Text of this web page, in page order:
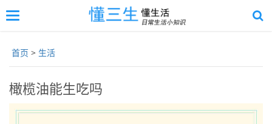
回
顶
切
航
首页 > 生活
橄榄油能生吃吗